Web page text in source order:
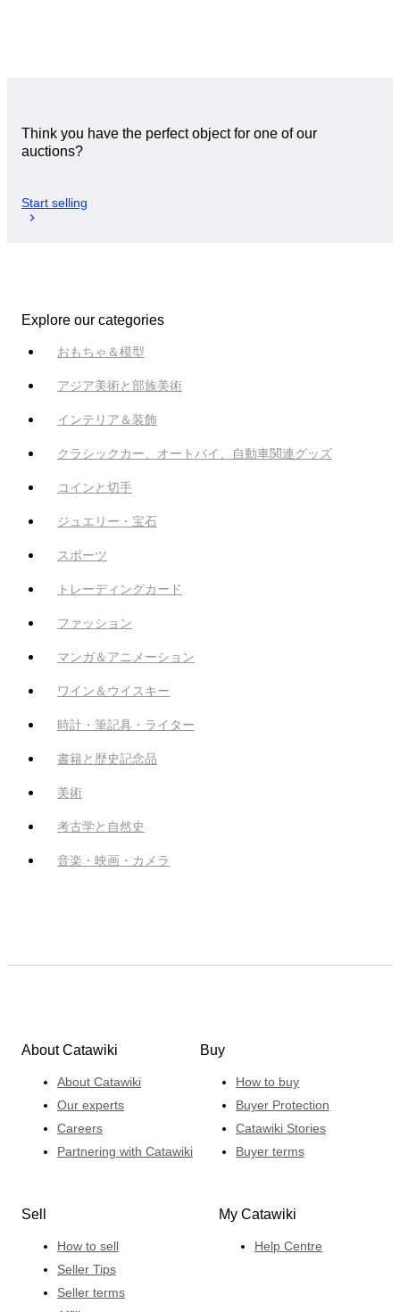
Think you have the perfect object for one of our
auctions?
Start selling
Explore our categories
おもちゃ＆模型
アジア美術と部族美術
インテリア＆装飾
クラシックカー、オートバイ、自動車関連グッズ
コインと切手
ジュエリー・宝石
スポーツ
トレーディングカード
ファッション
マンガ＆アニメーション
ワイン＆ウイスキー
時計・筆記具・ライター
書籍と歴史記念品
美術
考古学と自然史
音楽・映画・カメラ
About Catawiki
About Catawiki
Our experts
Careers
Partnering with Catawiki
Buy
How to buy
Buyer Protection
Catawiki Stories
Buyer terms
Sell
How to sell
Seller Tips
Seller terms
My Catawiki
Help Centre